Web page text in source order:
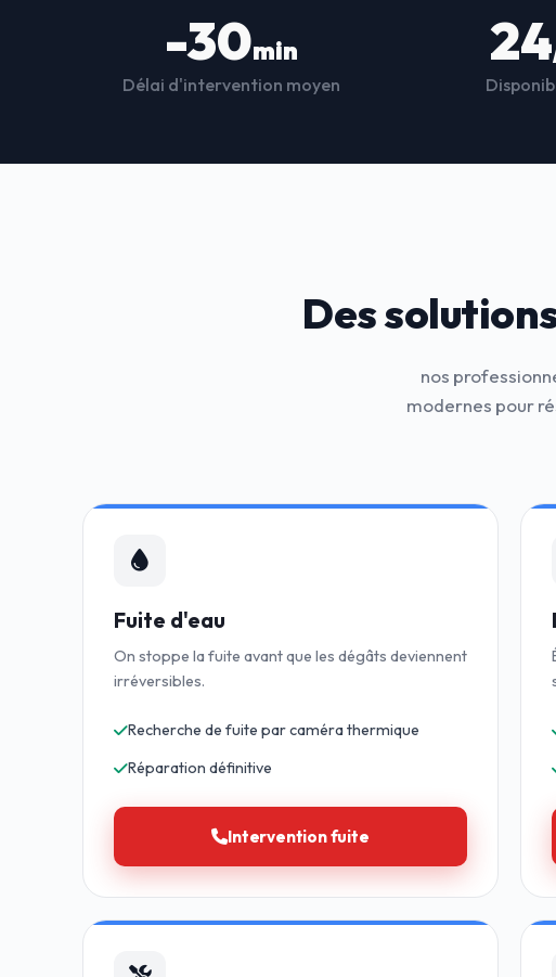
-30min
Délai d'intervention moyen
Des
nos
modernes pour
Fuite d'eau
On stoppe la fuite avant que les dégâts deviennent
irréversibles.
Recherche de fuite par caméra thermique
Réparation définitive
Intervention fuite